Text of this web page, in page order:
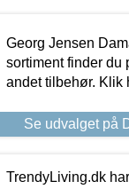
Georg Jensen
sortiment finder du
andet tilbehør. Klik
Se udvalget på
TrendyLiving.dk